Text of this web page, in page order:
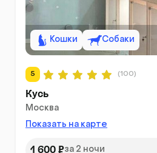
Кошки Собаки
5 (100)
Кусь
Москва
Показать на карте
1 600 ₽за 2 ночи